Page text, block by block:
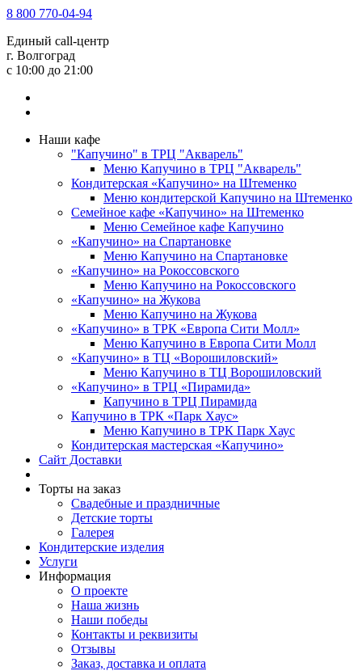
8 800 770-04-94
Единый call-центр
г. Волгоград
c 10:00 до 21:00
Наши кафе
"Капучино" в ТРЦ "Акварель"
Меню Капучино в ТРЦ "Акварель"
Кондитерская «Капучино» на Штеменко
Меню кондитерской Капучино на Штеменко
Семейное кафе «Капучино» на Штеменко
Меню Семейное кафе Капучино
«Капучино» на Спартановке
Меню Капучино на Спартановке
«Капучино» на Рокоссовского
Меню Капучино на Рокоссовского
«Капучино» на Жукова
Меню Капучино на Жукова
«Капучино» в ТРК «Европа Cити Молл»
Меню Капучино в Европа Сити Молл
«Капучино» в ТЦ «Ворошиловский»
Меню Капучино в ТЦ Ворошиловский
«Капучино» в ТРЦ «Пирамида»
Капучино в ТРЦ Пирамида
Капучино в ТРК «Парк Хаус»
Меню Капучино в ТРК Парк Хаус
Кондитерская мастерская «Капучино»
Сайт Доставки
Торты на заказ
Свадебные и праздничные
Детские торты
Галерея
Кондитерские изделия
Услуги
Информация
О проекте
Наша жизнь
Наши победы
Контакты и реквизиты
Отзывы
Заказ, доставка и оплата